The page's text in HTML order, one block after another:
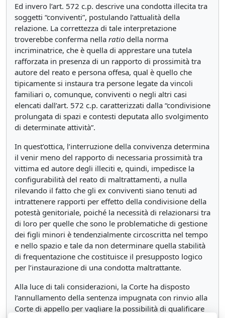
Ed invero l’art. 572 c.p. descrive una condotta illecita tra
soggetti “conviventi”, postulando l’attualità della
relazione. La correttezza di tale interpretazione
troverebbe conferma nella ratio della norma
incriminatrice, che è quella di apprestare una tutela
rafforzata in presenza di un rapporto di prossimità tra
autore del reato e persona offesa, qual è quello che
tipicamente si instaura tra persone legate da vincoli
familiari o, comunque, conviventi o negli altri casi
elencati dall’art. 572 c.p. caratterizzati dalla “condivisione
prolungata di spazi e contesti deputata allo svolgimento
di determinate attività”.
In quest’ottica, l’interruzione della convivenza determina
il venir meno del rapporto di necessaria prossimità tra
vittima ed autore degli illeciti e, quindi, impedisce la
configurabilità del reato di maltrattamenti, a nulla
rilevando il fatto che gli ex conviventi siano tenuti ad
intrattenere rapporti per effetto della condivisione della
potestà genitoriale, poiché la necessità di relazionarsi tra
di loro per quelle che sono le problematiche di gestione
dei figli minori è tendenzialmente circoscritta nel tempo
e nello spazio e tale da non determinare quella stabilità
di frequentazione che costituisce il presupposto logico
per l’instaurazione di una condotta maltrattante.
Alla luce di tali considerazioni, la Corte ha disposto
l’annullamento della sentenza impugnata con rinvio alla
Corte di appello per vagliare la possibilità di qualificare